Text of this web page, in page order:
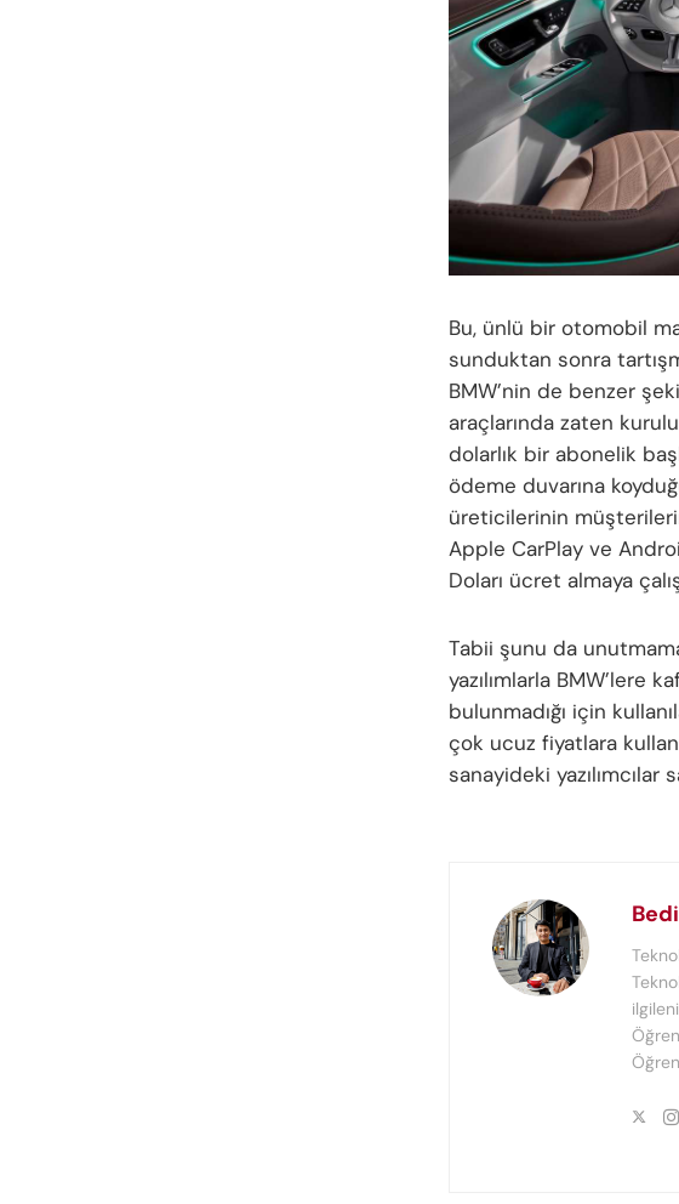
Bu, ünlü bir otomobil
sunduktan sonra
BMW’nin de benzer
araçlarında zaten kurulu
dolarlık bir abonelik
ödeme duvarına
üreticilerinin
Apple CarPlay ve
Doları ücret almaya
Tabii şunu da
yazılımlarla BMW’lere
bulunmadığı için
çok ucuz fiyatlara
sanayideki